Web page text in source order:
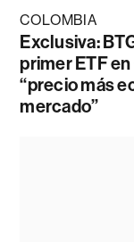
COLOMBIA
Exclusiva:
primer ETF
“precio más
mercado”